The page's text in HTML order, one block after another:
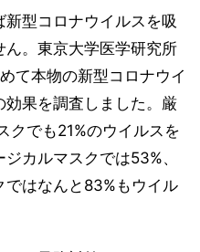
型コロナウイルスを吸
。東京大学医学研究所
て本物の新型コロナウイ
効果を調査しました。厳
クでも21%のウイルスを
カルマスクでは53%、
はなんと83%もウイル